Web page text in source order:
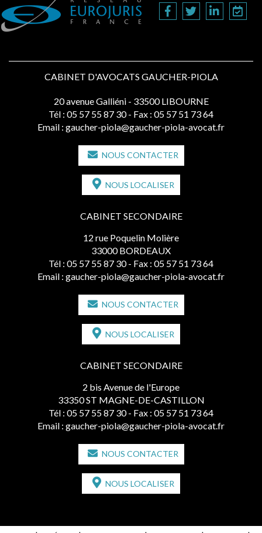
CABINET D'AVOCATS GAUCHER-PIOLA
20 avenue Galliéni - 33500 LIBOURNE
Tél : 05 57 55 87 30 - Fax : 05 57 51 73 64
Email : gaucher-piola@gaucher-piola-avocat.fr
NOUS CONTACTER
NOUS LOCALISER
CABINET SECONDAIRE
12 rue Poquelin Molière
33000 BORDEAUX
Tél : 05 57 55 87 30 - Fax : 05 57 51 73 64
Email : gaucher-piola@gaucher-piola-avocat.fr
NOUS CONTACTER
NOUS LOCALISER
CABINET SECONDAIRE
2 bis Avenue de l'Europe
33350 ST MAGNE-DE-CASTILLON
Tél : 05 57 55 87 30 - Fax : 05 57 51 73 64
Email : gaucher-piola@gaucher-piola-avocat.fr
NOUS CONTACTER
NOUS LOCALISER